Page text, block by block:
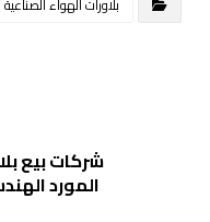
بلاورات الهواء الصناعية
شركات بيع
المورد